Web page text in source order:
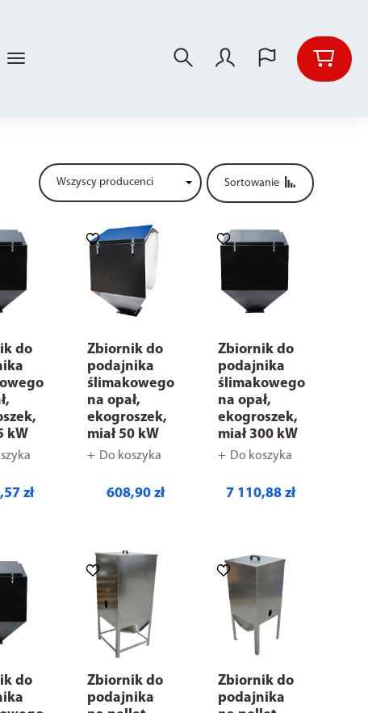
Sortowanie
do
kW
zł
Zbiornik do
podajnika
ślimakowego
na opał,
ekogroszek,
miał 50 kW
Do koszyka
608,90 zł
Zbiornik do
podajnika
ślimakowego
na opał,
ekogroszek,
miał 300 kW
Do koszyka
7 110,88 zł
do
Zbiornik do
podajnika
Zbiornik do
podajnika